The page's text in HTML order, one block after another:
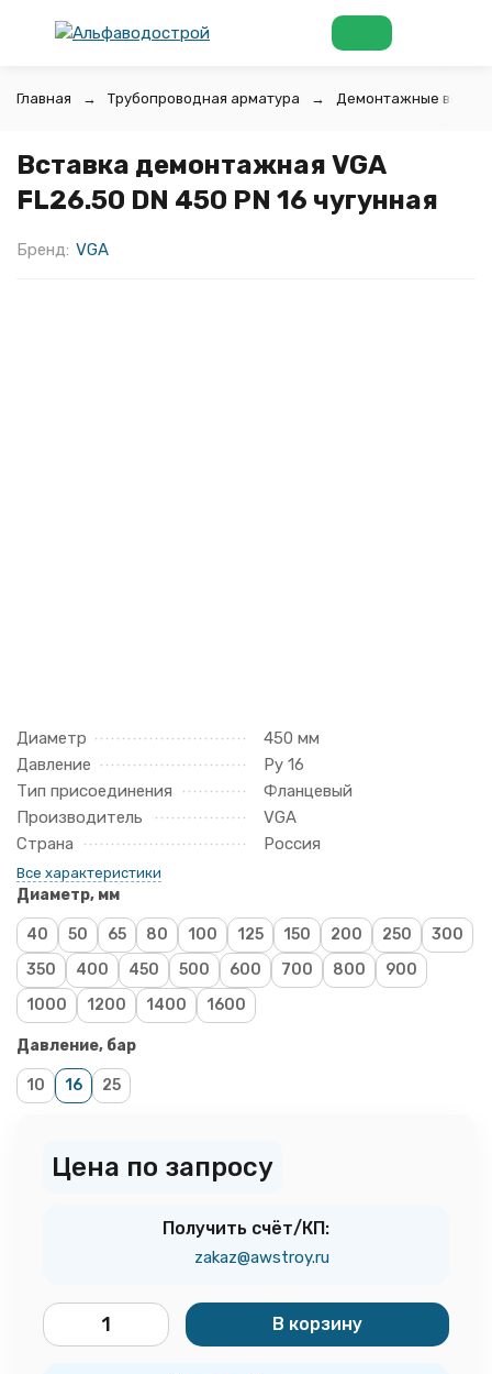
Главная Трубопроводная арматура Демонтажные
Вставка демонтажная VGA
FL26.50 DN 450 PN 16 чугунная
Бренд: VGA
Диаметр
450 мм
Давление
Ру 16
Тип присоединения
Фланцевый
Производитель
VGA
Страна
Россия
Все характеристики
Диаметр, мм
40 50 65 80 100 125 150 200 250
300
350
400 450 500 600 700 800
900
1000
1200 1400 1600
Давление, бар
10 16 25
Цена по запросу
Получить счёт/КП:
zakaz@awstroy.ru
В корзину